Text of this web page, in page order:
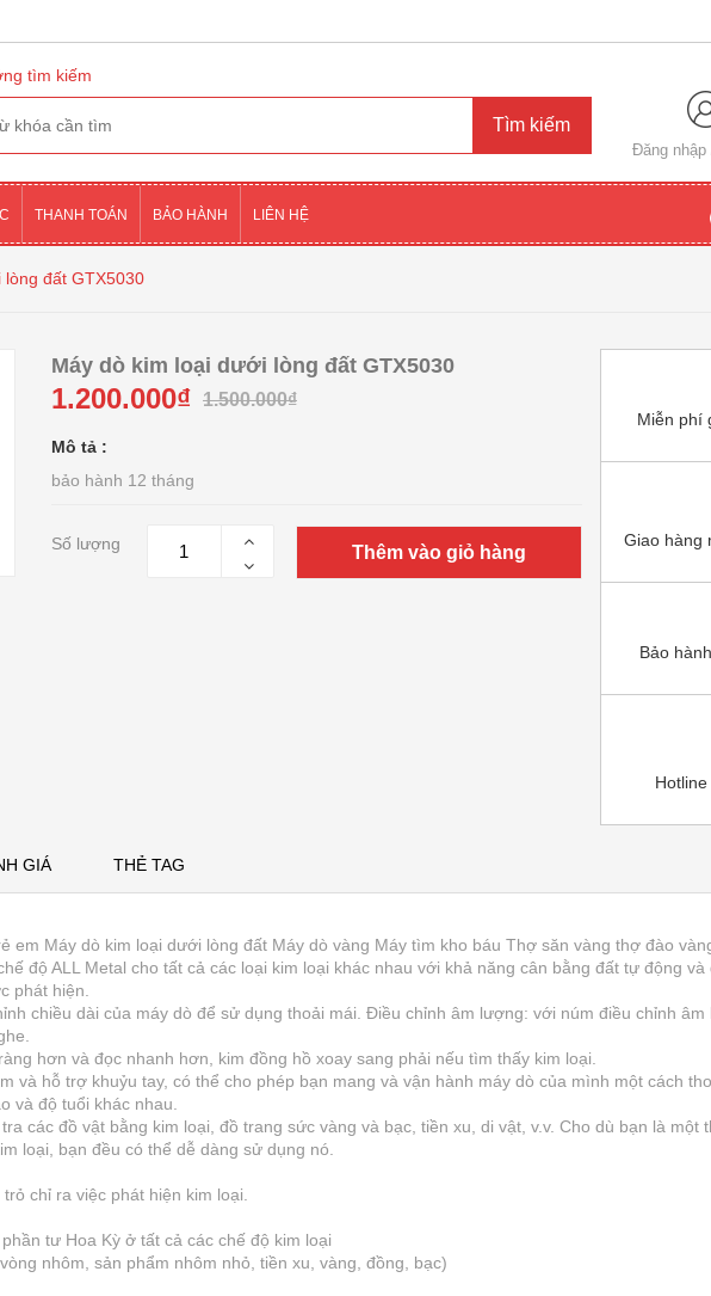
tìm kiếm
Đăng nhập
THANH TOÁN BẢO HÀNH LIÊN HỆ
đất GTX5030
Máy dò kim loại dưới lòng đất GTX5030
1.200.000₫ 1.500.000₫
Mô tả :
bảo hành 12 tháng
Số lượng Thêm vào giỏ hàng
Miễn phí
Giao hàng
Bảo
GIÁ THẺ TAG
em Máy dò kim loại dưới lòng đất Máy dò vàng Máy tìm kho báu Thợ săn vàng thợ đào
độ ALL Metal cho tất cả các loại kim loại khác nhau với khả năng cân bằng đất tự động
phát hiện.
chiều dài của máy dò để sử dụng thoải mái. Điều chỉnh âm lượng: với núm điều chỉnh
hơn và đọc nhanh hơn, kim đồng hồ xoay sang phải nếu tìm thấy kim loại.
và hỗ trợ khuỷu tay, có thể cho phép bạn mang và vận hành máy dò của mình một cách
và độ tuổi khác nhau.
các đồ vật bằng kim loại, đồ trang sức vàng và bạc, tiền xu, di vật, v.v. Cho dù bạn là một
loại, bạn đều có thể dễ dàng sử dụng nó.
chỉ ra việc phát hiện kim loại.
tư Hoa Kỳ ở tất cả các chế độ kim loại
nhôm, sản phẩm nhôm nhỏ, tiền xu, vàng, đồng, bạc)